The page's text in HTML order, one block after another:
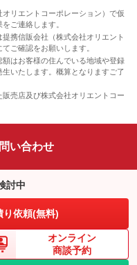
リエントコーポレーション）で仮
ご連絡します。
携信販会社（株式会社オリエント
ご確認をお願いします。
はお客様の住んでいる地域や登録
いたします。概算となりますご了
売店及び株式会社オリエントコー
い合わせ
討中
り依頼(無料)
オンライン
商談予約